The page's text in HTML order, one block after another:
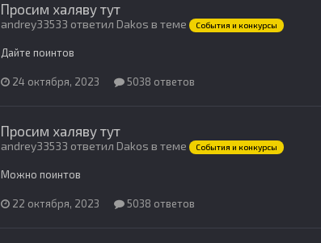
Просим халяву тут
andrey33533 ответил Dakos в теме События и конкурсы
Дайте поинтов
24 октября, 2023 5038 ответов
Просим халяву тут
andrey33533 ответил Dakos в теме События и конкурсы
Можно поинтов
22 октября, 2023 5038 ответов